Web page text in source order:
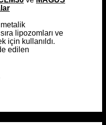
lipozomları ve
için kullanıldı.
edilen
lipozomları ve
için kullanıldı.
edilen